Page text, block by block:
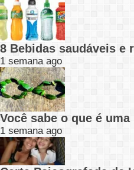
8 Bebidas saudáveis e
1 semana ago
Você sabe o que é
1 semana ago